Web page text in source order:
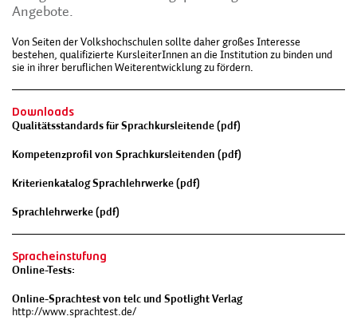
Angebote.
Von Seiten der Volkshochschulen sollte daher großes Interesse
bestehen, qualifizierte KursleiterInnen an die Institution zu binden und
sie in ihrer beruflichen Weiterentwicklung zu fördern.
Downloads
Qualitätsstandards für Sprachkursleitende (pdf)
Kompetenzprofil von Sprachkursleitenden (pdf)
Kriterienkatalog Sprachlehrwerke (pdf)
Sprachlehrwerke (pdf)
Spracheinstufung
Online-Tests:
Online-Sprachtest von telc und Spotlight Verlag
http://www.sprachtest.de/